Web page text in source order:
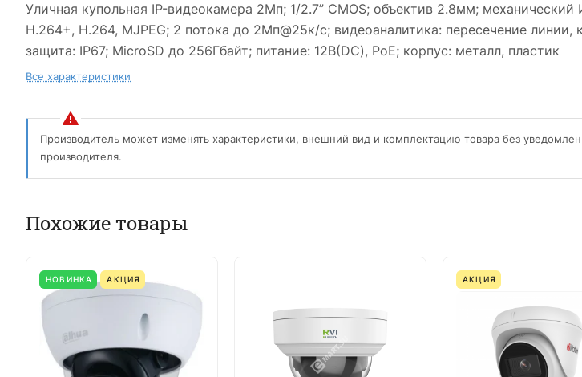
Уличная купольная IP-видеокамера 2Мп; 1/2.7” CMOS; объектив 2.8мм;
H.264+, H.264, MJPEG; 2 потока до 2Мп@25к/с; видеоаналитика: пересечение
защита: IP67; MicroSD до 256Гбайт; питание: 12В(DC), PoE; корпус: металл, пластик
Все характеристики
Производитель может изменять характеристики, внешний вид и комплектацию товара без
производителя.
Похожие товары
НОВИНКА АКЦИЯ АКЦИЯ